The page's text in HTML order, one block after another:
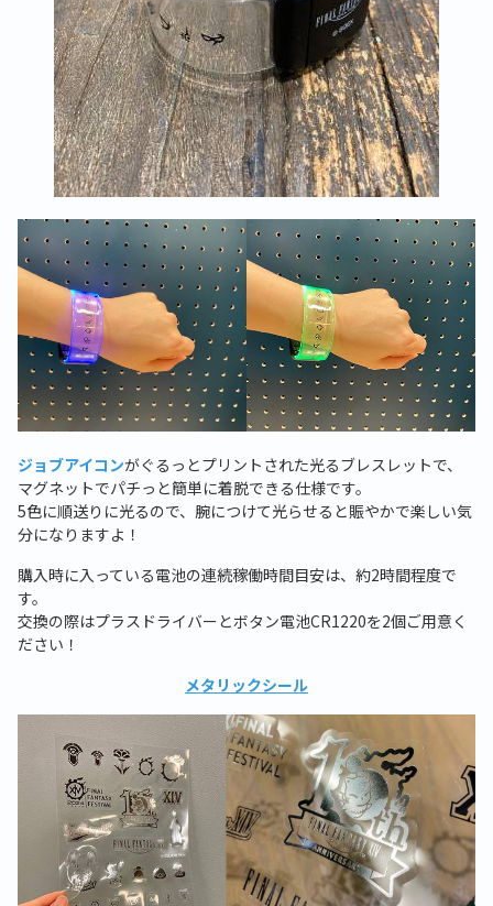
ジョブアイコンがぐるっとプリントされた光るブレスレットで、
マグネットでパチっと簡単に着脱できる仕様です。
5色に順送りに光るので、腕につけて光らせると賑やかで楽しい気
分になりますよ！
購入時に入っている電池の連続稼働時間目安は、約2時間程度で
す。
交換の際はプラスドライバーとボタン電池CR1220を2個ご用意く
ださい！
メタリックシール